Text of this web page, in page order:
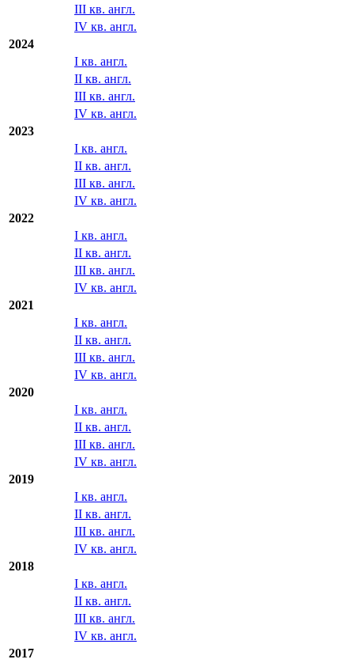
III кв. англ.
IV кв. англ.
2024
I кв. англ.
II кв. англ.
III кв. англ.
IV кв. англ.
2023
I кв. англ.
II кв. англ.
III кв. англ.
IV кв. англ.
2022
I кв. англ.
II кв. англ.
III кв. англ.
IV кв. англ.
2021
I кв. англ.
II кв. англ.
III кв. англ.
IV кв. англ.
2020
I кв. англ.
II кв. англ.
III кв. англ.
IV кв. англ.
2019
I кв. англ.
II кв. англ.
III кв. англ.
IV кв. англ.
2018
I кв. англ.
II кв. англ.
III кв. англ.
IV кв. англ.
2017